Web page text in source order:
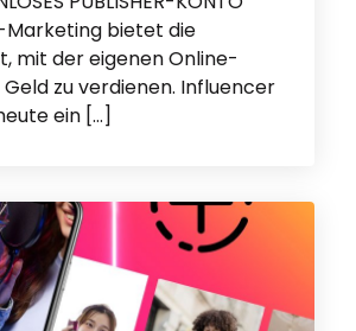
bietet die
mit der eigenen Online-
zu verdienen. Influencer
ein […]